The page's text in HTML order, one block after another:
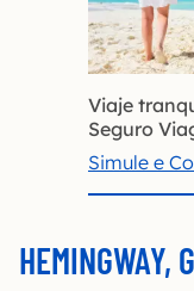
Viaje
Seguro
Simule e
HEMINGWAY,